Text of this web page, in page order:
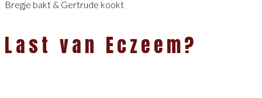
Bregje bakt & Gertrude kookt
Last van Eczeem?